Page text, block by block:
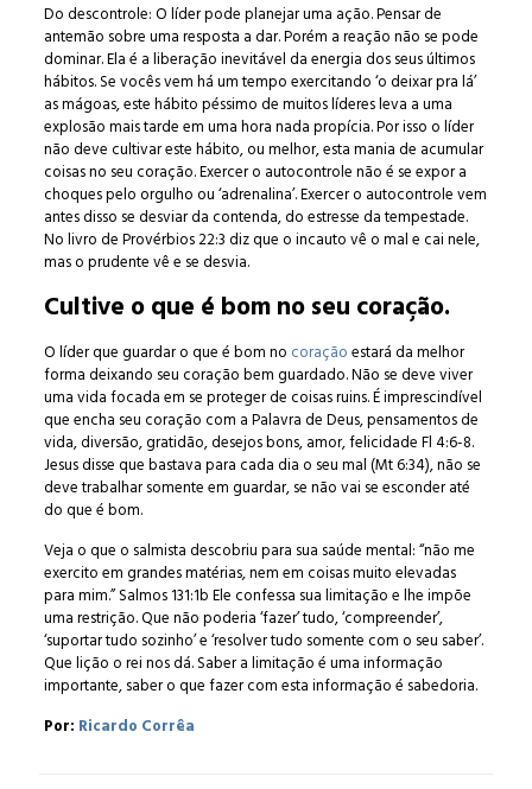
Do descontrole: O líder pode planejar uma ação. Pensar de
antemão sobre uma resposta a dar. Porém a reação não se pode
dominar. Ela é a liberação inevitável da energia dos seus últimos
hábitos. Se vocês vem há um tempo exercitando ‘o deixar pra lá’
as mágoas, este hábito péssimo de muitos líderes leva a uma
explosão mais tarde em uma hora nada propícia. Por isso o líder
não deve cultivar este hábito, ou melhor, esta mania de acumular
coisas no seu coração. Exercer o autocontrole não é se expor a
choques pelo orgulho ou ‘adrenalina’. Exercer o autocontrole vem
antes disso se desviar da contenda, do estresse da tempestade.
No livro de Provérbios 22:3 diz que o incauto vê o mal e cai nele,
mas o prudente vê e se desvia.
Cultive o que é bom no seu coração.
O líder que guardar o que é bom no coraçãoestará da melhor
forma deixando seu coração bem guardado. Não se deve viver
uma vida focada em se proteger de coisas ruins. É imprescindível
que encha seu coração com a Palavra de Deus, pensamentos de
vida, diversão, gratidão, desejos bons, amor, felicidade Fl 4:6-8.
Jesus disse que bastava para cada dia o seu mal (Mt 6:34), não se
deve trabalhar somente em guardar, se não vai se esconder até
do que é bom.
Veja o que o salmista descobriu para sua saúde mental: “não me
exercito em grandes matérias, nem em coisas muito elevadas
para mim.” Salmos 131:1b Ele confessa sua limitação e lhe impõe
uma restrição. Que não poderia ‘fazer’ tudo, ‘compreender’,
‘suportar tudo sozinho’ e ‘resolver tudo somente com o seu saber’.
Que lição o rei nos dá. Saber a limitação é uma informação
importante, saber o que fazer com esta informação é sabedoria.
Por: Ricardo Corrêa